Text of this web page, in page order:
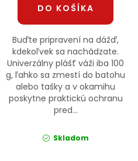
DO KOŠÍKA
Buďte pripravení na dážď,
kdekoľvek sa nachádzate.
Univerzálny plášť váži iba 100
g, ľahko sa zmestí do batohu
alebo tašky a v okamihu
poskytne praktickú ochranu
pred...
Skladom